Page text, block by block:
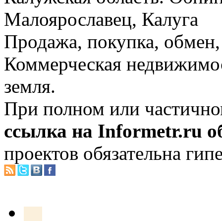
Малоярославец, Калуга
Продажа, покупка, обмен,
Коммерческая
земля.
При полном или
ссылка на Informetr.ru
проектов обязательна